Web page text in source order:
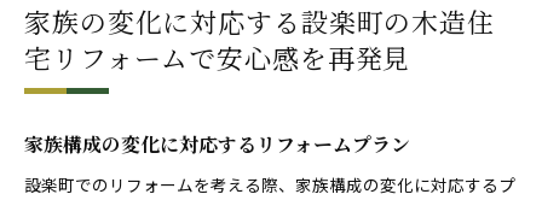
家族の変化に対応する設楽町の木造住
宅リフォームで安心感を再発見
家族構成の変化に対応するリフォームプラン
設楽町でのリフォームを考える際、家族構成の変化に対応するプ